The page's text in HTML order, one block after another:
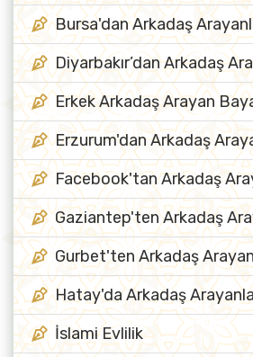
Bursa'dan Arkadaş
Diyarbakır’dan Arkadaş
Erkek Arkadaş Arayan
Erzurum'dan Arkadaş
Facebook'tan Arkadaş
Gaziantep'ten Arkadaş
Gurbet'ten Arkadaş
Hatay'da Arkadaş
İslami Evlilik